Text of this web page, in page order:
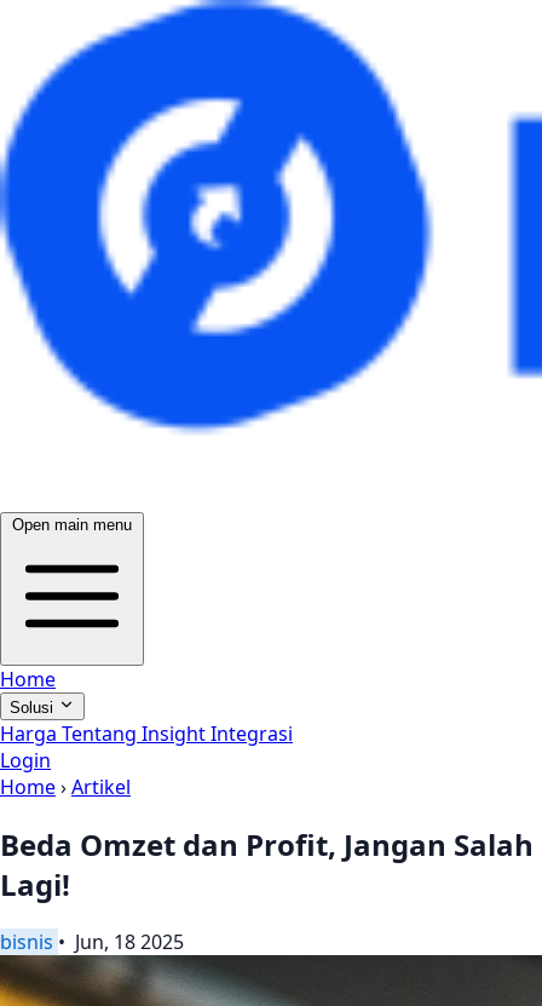
Open main menu
Home
Solusi
Harga Tentang InsightIntegrasi
Login
Home›Artikel
Beda Omzet dan Profit, Jangan Salah
Lagi!
bisnis • Jun, 18 2025